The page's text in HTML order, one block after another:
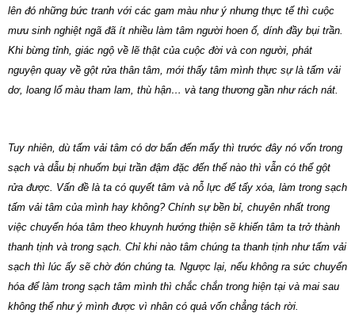
lên đó những bức tranh với các gam màu như ý nhưng thực tế thì cuộc
mưu sinh nghiệt ngã đã ít nhiều làm tâm người hoen ố, dính đầy bụi trần.
Khi bừng tỉnh, giác ngộ về lẽ thật của cuộc đời và con người, phát
nguyện quay về gột rửa thân tâm, mới thấy tâm mình thực sự là tấm vải
dơ, loang lổ màu tham lam, thù hận… và tang thương gần như rách nát.
Tuy nhiên, dù tấm vải tâm có dơ bẩn đến mấy thì trước đây nó vốn trong
sạch và dẫu bị nhuốm bụi trần đậm đặc đến thế nào thì vẫn có thể gột
rửa được. Vấn đề là ta có quyết tâm và nỗ lực để tẩy xóa, làm trong sạch
tấm vải tâm của mình hay không? Chính sự bền bỉ, chuyên nhất trong
việc chuyển hóa tâm theo khuynh hướng thiện sẽ khiến tâm ta trở thành
thanh tịnh và trong sạch. Chỉ khi nào tâm chúng ta thanh tịnh như tấm vải
sạch thì lúc ấy sẽ chờ đón chúng ta. Ngược lại, nếu không ra sức chuyển
hóa để làm trong sạch tâm mình thì chắc chắn trong hiện tại và mai sau
không thể như ý mình được vì nhân có quả vốn chẳng tách rời.